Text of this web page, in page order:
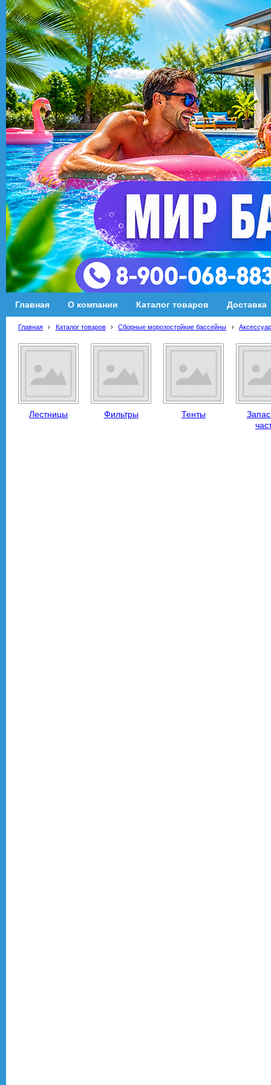
Главная О компании Каталог товаров Доставка
Главная › Каталог товаров › Сборные морозостойкие бассейны ›
Лестницы Фильтры Тенты